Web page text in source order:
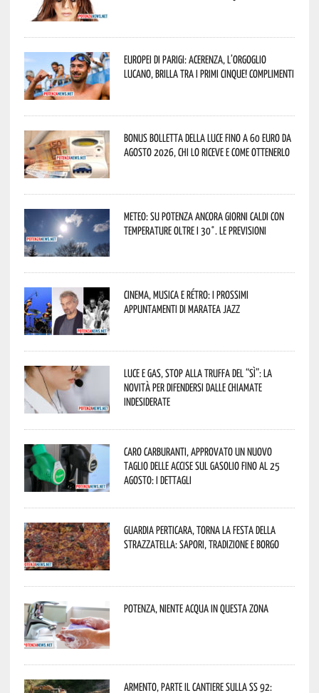
Europei di Parigi: Acerenza, l’orgoglio
lucano, brilla tra i primi cinque! Complimenti
Bonus bolletta della luce fino a 60 euro da
agosto 2026, chi lo riceve e come ottenerlo
Meteo: su Potenza ancora giorni caldi con
temperature oltre i 30°. Le previsioni
Cinema, musica e rétro: i prossimi
appuntamenti di Maratea Jazz
Luce e gas, stop alla truffa del “Sì”: la
novità per difendersi dalle chiamate
indesiderate
Caro carburanti, approvato un nuovo
taglio delle accise sul gasolio fino al 25
agosto: i dettagli
Guardia Perticara, torna la Festa della
Strazzatella: sapori, tradizione e borgo
Potenza, niente acqua in questa zona
Armento, parte il cantiere sulla SS 92: